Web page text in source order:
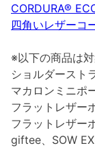
CORDURA®
四角いレザーコ
※以下の商品は
ショルダースト
マカロンミニポ
フラットレザー
フラットレザー
giftee、SOW